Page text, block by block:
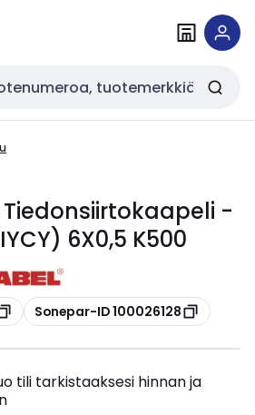
Tiedonsiirtokaapeli -
6X0,5 K500
Kopioi
Sonepar-ID 100026128
tili tarkistaaksesi hinnan ja